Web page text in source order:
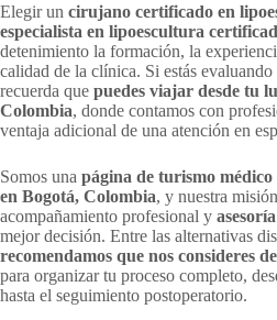
Elegir un cirujano certificado en
especialista en lipoescultura
detenimiento la formación, la
calidad de la clínica. Si estás
recuerda que puedes viajar desde tu
Colombia, donde contamos con
ventaja adicional de una atención en
Somos una página de turismo
en Bogotá, Colombia, y nuestra
acompañamiento profesional y
mejor decisión. Entre las alternativas
recomendamos que nos consideres
para organizar tu proceso completo,
hasta el seguimiento postoperatorio.